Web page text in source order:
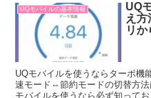
UQモバイルの基本情報
UQ
え
リか
UQモバイルを使うならターボ機
速モード⇔節約モードの切替方
モバイルを使うなら必ず知って